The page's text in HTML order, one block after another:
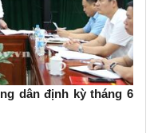
dân định kỳ tháng 6